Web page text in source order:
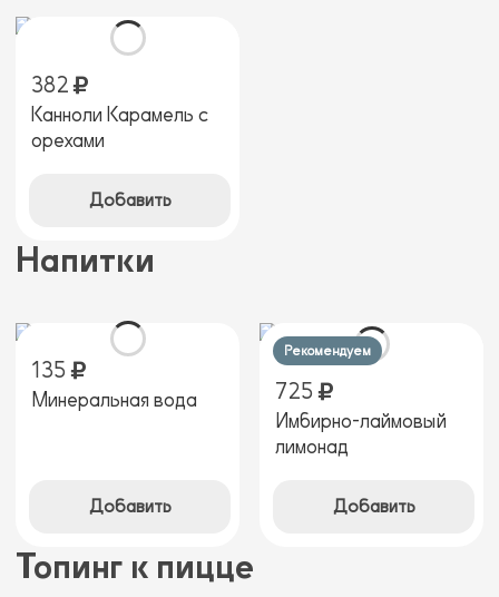
382
Канноли Карамель с
орехами
Добавить
Напитки
135
Минеральная вода
Добавить
725
Имбирно-лаймовый
лимонад
Добавить
Рекомендуем
Топинг к пицце